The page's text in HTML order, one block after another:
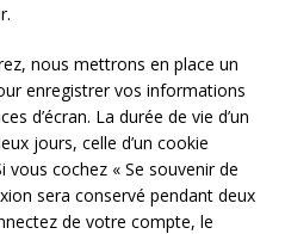
nous mettrons en place un
enregistrer vos informations
d’écran. La durée de vie d’un
jours, celle d’un cookie
vous cochez « Se souvenir de
sera conservé pendant deux
de votre compte, le